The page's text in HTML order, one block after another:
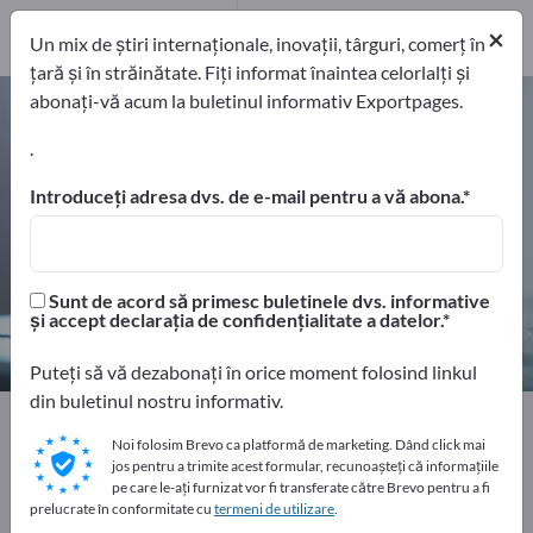
Aparate de măsurare a presiunii și
manometre – găsiți producători și
furnizori
69 62
Distribuitori furnizori de servicii
Tehnologii de măsurare
Aparate de măsură fizice
Aparate de măsurare a presiunii și manometre
×
Un mix de știri internaționale, inovații, târguri, comerț în
țară și în străinătate. Fiți informat înaintea celorlalți și
abonați-vă acum la buletinul informativ Exportpages.
.
Introduceți adresa dvs. de e-mail pentru a vă abona.
Sunt de acord să primesc buletinele dvs. informative
și accept declarația de confidențialitate a datelor.
Puteți să vă dezabonați în orice moment folosind linkul
din buletinul nostru informativ.
Noi folosim Brevo ca platformă de marketing. Dând click mai
jos pentru a trimite acest formular, recunoașteți că informațiile
pe care le-ați furnizat vor fi transferate către Brevo pentru a fi
prelucrate în conformitate cu termeni de utilizare.